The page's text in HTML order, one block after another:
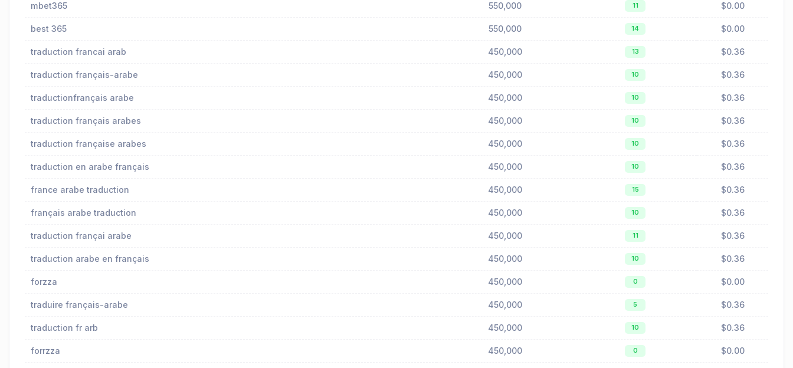
mbet365 550,000 11 $0.00
best 365 550,000 14 $0.00
traduction francai arab 450,000 13 $0.36
traduction français-arabe 450,000 10 $0.36
traductionfrançais arabe 450,000 10 $0.36
traduction français arabes 450,000 10 $0.36
traduction française arabes 450,000 10 $0.36
traduction en arabe français 450,000 10 $0.36
france arabe traduction 450,000 15 $0.36
français arabe traduction 450,000 10 $0.36
traduction françai arabe 450,000 11 $0.36
traduction arabe en français 450,000 10 $0.36
forzza 450,000 0 $0.00
traduire français-arabe 450,000 5 $0.36
traduction fr arb 450,000 10 $0.36
forrzza 450,000 0 $0.00